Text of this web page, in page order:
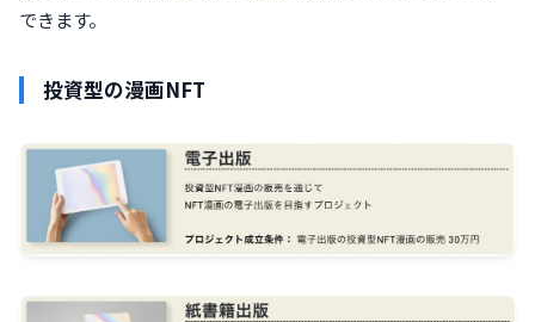
できます。
投資型の漫画NFT